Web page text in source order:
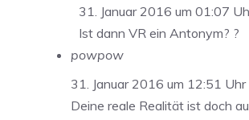
31. Januar 2016 um 01:07
Ist dann VR ein Antonym? ?
powpow
31. Januar 2016 um 12:51 Uhr
Deine reale Realität ist doch